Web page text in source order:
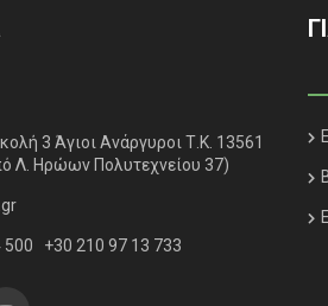
3 Άγιοι Ανάργυροι Τ.Κ. 13561
Λ. Ηρώων Πολυτεχνείου 37)
500 +30 210 97 13 733